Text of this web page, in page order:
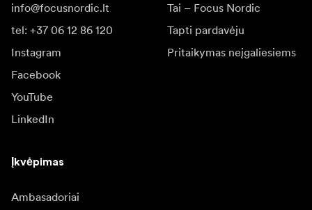
info@focusnordic.lt
tel: +37 06 12 86 120
Instagram
Facebook
YouTube
LinkedIn
Tai – Focus Nordic
Tapti pardavėju
Pritaikymas neįgaliesiems
Įkvėpimas
Ambasadoriai